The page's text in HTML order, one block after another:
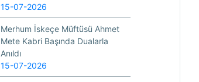
15-07-2026
Merhum İskeçe Müftüsü Ahmet
Mete Kabri Başında Dualarla
Anıldı
15-07-2026